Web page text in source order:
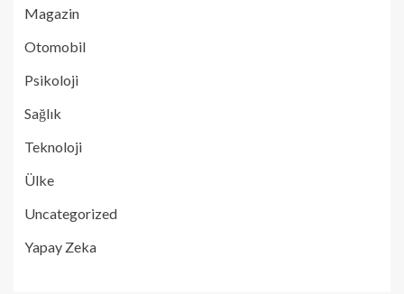
Magazin
Otomobil
Psikoloji
Sağlık
Teknoloji
Ülke
Uncategorized
Yapay Zeka